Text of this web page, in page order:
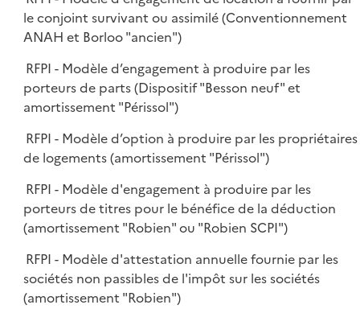
le conjoint survivant ou assimilé (Conventionnement
ANAH et Borloo "ancien")
RFPI - Modèle d’engagement à produire par les
porteurs de parts (Dispositif "Besson neuf" et
amortissement "Périssol")
RFPI - Modèle d’option à produire par les propriétaires
de logements (amortissement "Périssol")
RFPI - Modèle d'engagement à produire par les
porteurs de titres pour le bénéfice de la déduction
(amortissement "Robien" ou "Robien SCPI")
RFPI - Modèle d'attestation annuelle fournie par les
sociétés non passibles de l'impôt sur les sociétés
(amortissement "Robien")